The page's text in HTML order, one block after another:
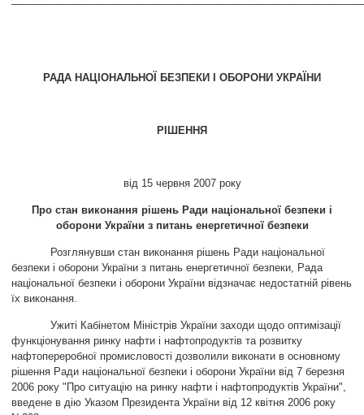
РАДА НАЦІОНАЛЬНОЇ БЕЗПЕКИ І ОБОРОНИ УКРАЇНИ
РІШЕННЯ
від 15 червня 2007 року
Про стан виконання рішень Ради національної безпеки і
оборони України з питань енергетичної безпеки
Розглянувши стан виконання рішень Ради національної
безпеки і оборони України з питань енергетичної безпеки, Рада
національної безпеки і оборони України відзначає недостатній рівень
їх виконання.
Ужиті Кабінетом Міністрів України заходи щодо оптимізації
функціонування ринку нафти і нафтопродуктів та розвитку
нафтопереробної промисловості дозволили виконати в основному
рішення Ради національної безпеки і оборони України від 7 березня
2006 року "Про ситуацію на ринку нафти і нафтопродуктів України",
введене в дію Указом Президента України від 12 квітня 2006 року